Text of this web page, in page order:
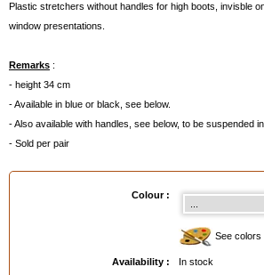
Plastic stretchers without handles for high boots, invisble
window presentations.
Remarks :
- height 34 cm
- Available in blue or black, see below.
- Also available with handles, see below, to be suspended
- Sold per pair
Colour :
See colors
Availability :
In stock